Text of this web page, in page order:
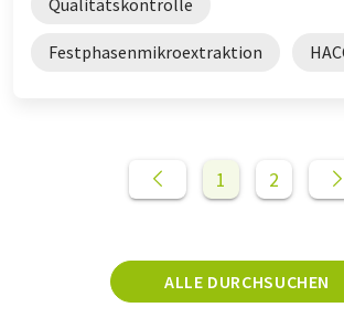
Festphasenmikroextraktion
1 2
ALLE DURCHSUCHEN